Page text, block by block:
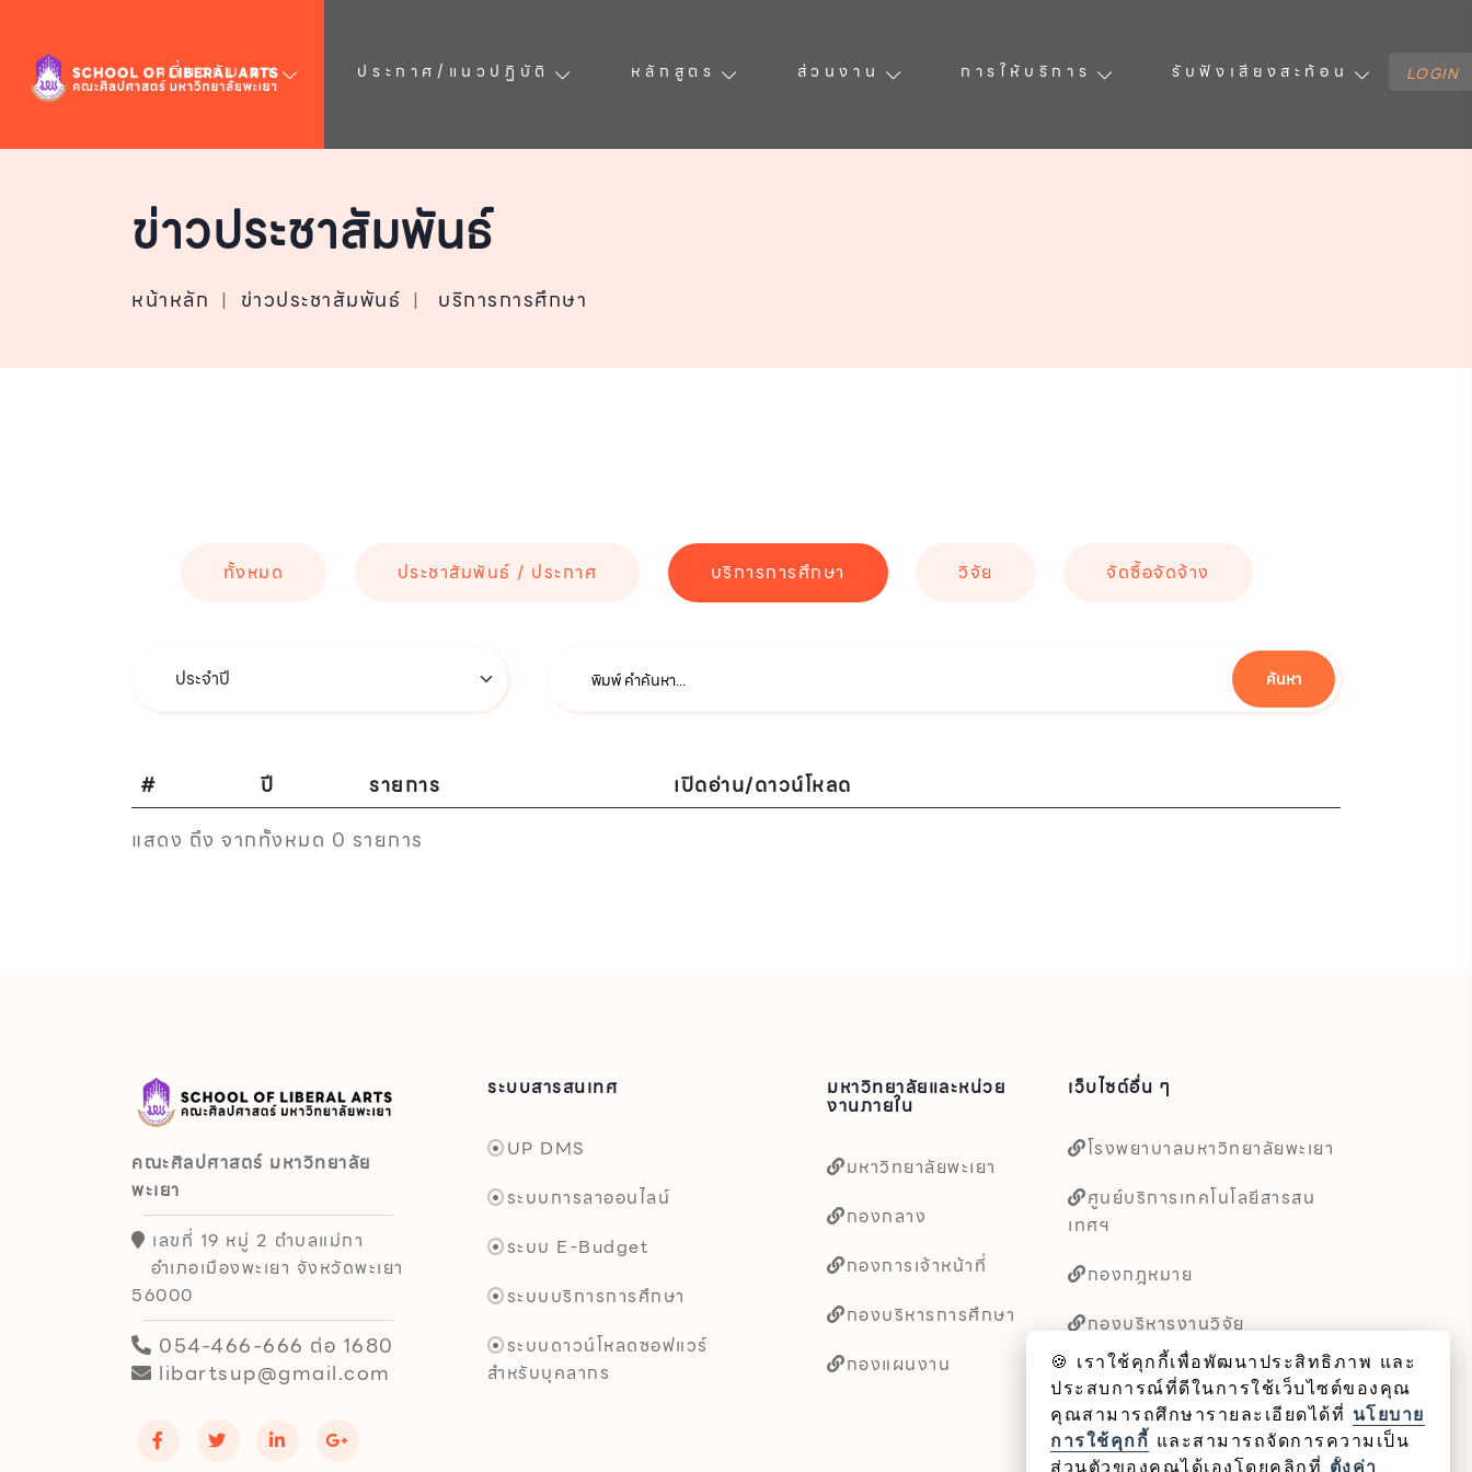
เกี่ยวกับเรา ประกาศ/แนวปฏิบัติ หลักสูตร ส่วนงาน การให้บริการ รับฟังเสียงสะท้อน LOGIN
ข่าวประชาสัมพันธ์
หน้าหลัก | ข่าวประชาสัมพันธ์ | บริการการศึกษา
ทั้งหมด ประชาสัมพันธ์ / ประกาศ บริการการศึกษา วิจัย จัดซื้อจัดจ้าง
ค้นหา
# ปี รายการ
เปิดอ่าน/ดาวน์โหลด
แสดง ถึง จากทั้งหมด 0 รายการ
คณะศิลปศาสตร์ มหาวิทยาลัย
พะเยา
เลขที่ 19 หมู่ 2 ตำบลแม่กา
อำเภอเมืองพะเยา จังหวัดพะเยา
56000
054-466-666 ต่อ 1680
libartsup@gmail.com
ระบบสารสนเทศ
UP DMS
ระบบการลาออนไลน์
ระบบ E-Budget
ระบบบริการการศึกษา
ระบบดาวน์โหลดซอฟแวร์
สำหรับบุคลากร
มหาวิทยาลัยและหน่วย
งานภายใน
มหาวิทยาลัยพะเยา
กองกลาง
กองการเจ้าหน้าที่
กองบริหารการศึกษา
กองแผนงาน
เว็บไซต์อื่น ๆ
โรงพยาบาลมหาวิทยาลัยพะเยา
ศูนย์บริการเทคโนโลยีสารสน
เทศฯ
กองกฎหมาย
กองบริหารงานวิจัย
หน่วยตรวจสอบภายใน
🍪 เราใช้คุกกี้เพื่อพัฒนาประสิทธิภาพ และ
ประสบการณ์ที่ดีในการใช้เว็บไซต์ของคุณ
คุณสามารถศึกษารายละเอียดได้ที่ นโยบาย
การใช้คุกกี้ และสามารถจัดการความเป็น
ส่วนตัวของคุณได้เองโดยคลิกที่ ตั้งค่า